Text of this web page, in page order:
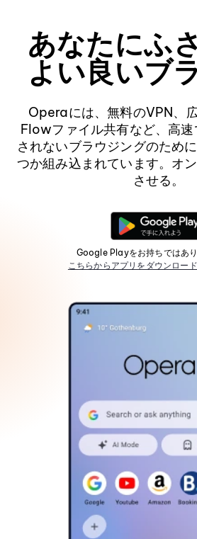
あなたにふ
よい良いブ
Operaには、無料のVPN、広
Flowファイル共有など、高
されないブラウジングのため
つか組み込まれています。オ
させる。
Google Playをお持ちではあ
こちらからアプリをダウンロー